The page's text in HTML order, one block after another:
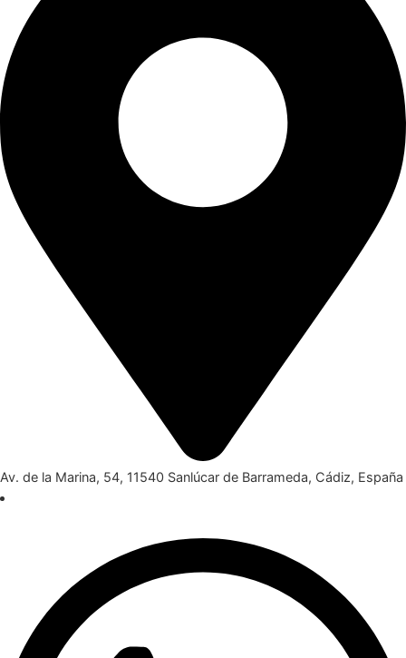
Av. de la Marina, 54, 11540 Sanlúcar de Barrameda, Cádiz, España